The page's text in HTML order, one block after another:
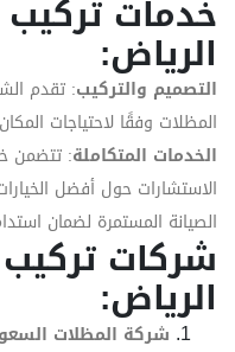
خدمات
الرياض:
التصميم والتركيب: تقدم
المظلات وفقًا لاحتياجات
الخدمات المتكاملة: تتضمن
الاستشارات حول أفضل
الصيانة المستمرة لضمان
شركات
الرياض:
شركة المظلات